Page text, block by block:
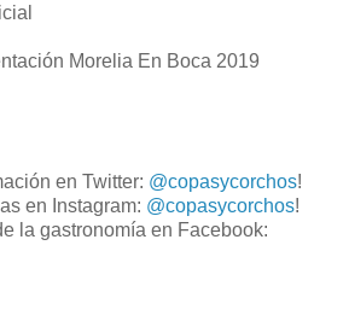
Morelia En Boca 2019
en Twitter: @copasycorchos!
en Instagram: @copasycorchos!
la gastronomía en Facebook: